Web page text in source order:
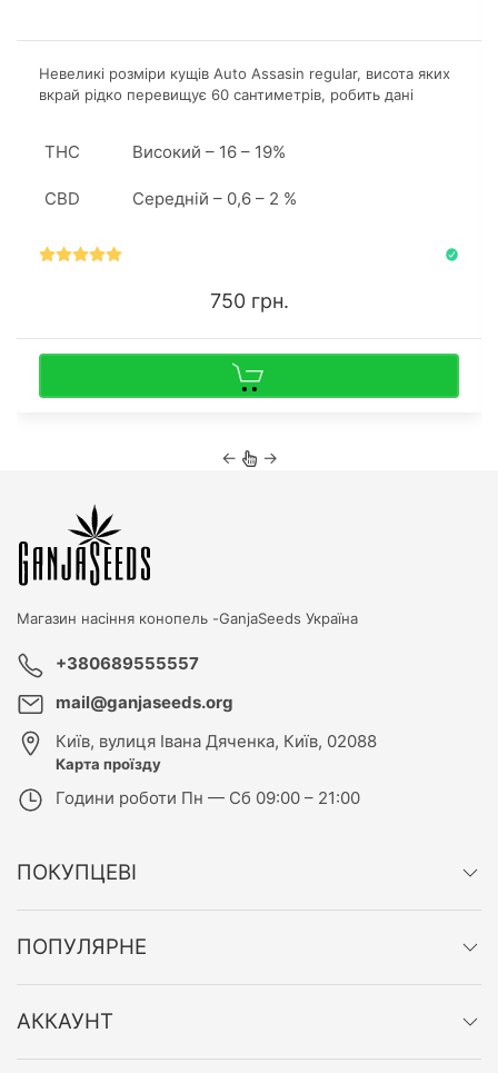
Невеликі розміри кущів Аuto Assasin regular, висота яких
вкрай рідко перевищує 60 сантиметрів, робить дані
THC Високий – 16 – 19%
CBD Середній – 0,6 – 2 %
750 грн.
← →
Магазин насіння конопель -GanjaSeeds Україна
+380689555557
mail@ganjaseeds.org
Київ, вулиця Івана Дяченка, Київ, 02088
Карта проїзду
Години роботи Пн — Сб 09:00 – 21:00
ПОКУПЦЕВІ
ПОПУЛЯРНЕ
АККАУНТ